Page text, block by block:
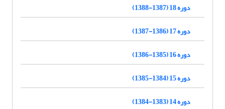
دوره 18 (1387-1388)
دوره 17 (1386-1387)
دوره 16 (1385-1386)
دوره 15 (1384-1385)
دوره 14 (1383-1384)